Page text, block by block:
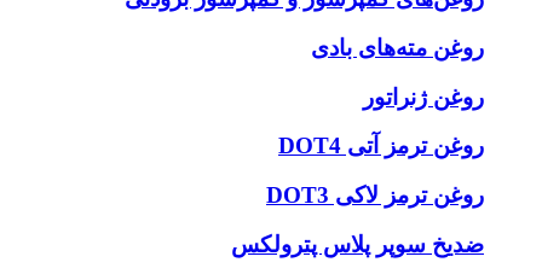
روغن مته‌های بادی
روغن ژنراتور
روغن ترمز آتی DOT4
روغن ترمز لاکی DOT3
ضدیخ سوپر پلاس پترولکس